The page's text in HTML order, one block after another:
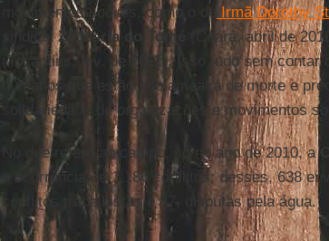
movimentos sociais, como o de
Irmã Dorothy
sindicalZé Maria do Tomé (Ceará, abril de
(Tocantins, fev. de 2011). Isso tudo sem
humanos que estão sob ameaça de morte e
solidariedade de organizações e movimentos
No que refere ao campo, só no ano de 2010, a
a ocorrência de 1.186 conflitos; desses, 638
conflitos trabalhistas e 87, disputas pela água.